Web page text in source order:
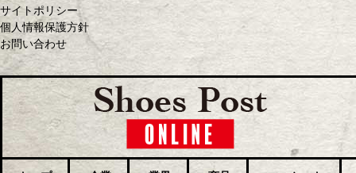
サイトポリシー
個人情報保護方針
お問い合わせ